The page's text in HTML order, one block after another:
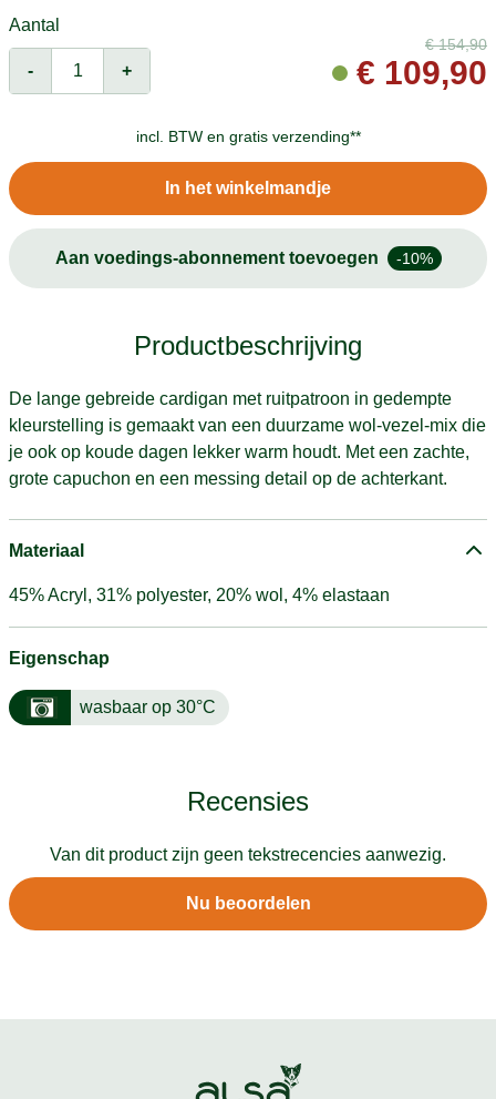
Aantal
- +
€154,90
€ 109,90
incl. BTW en gratis verzending**
In het winkelmandje
Aan voedings-abonnement toevoegen -10%
Productbeschrijving
De lange gebreide cardigan met ruitpatroon in gedempte
kleurstelling is gemaakt van een duurzame wol-vezel-mix die
je ook op koude dagen lekker warm houdt. Met een zachte,
grote capuchon en een messing detail op de achterkant.
Materiaal
45% Acryl, 31% polyester, 20% wol, 4% elastaan
Eigenschap
wasbaar op 30°C
Recensies
Van dit product zijn geen tekstrecencies aanwezig.
Nu beoordelen